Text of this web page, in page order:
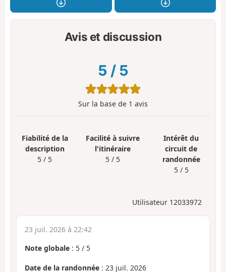
Avis et discussion
5 / 5
Sur la base de 1 avis
Fiabilité de la
description
5 / 5
Facilité à suivre
l'itinéraire
5 / 5
Intérêt du
circuit de
randonnée
5 / 5
Utilisateur 12033972
23 juil. 2026 à 22:42
Note globale : 5 / 5
Date de la randonnée : 23 juil. 2026